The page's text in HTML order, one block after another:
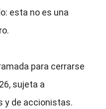
esta no es una
para cerrarse
sujeta a
y de accionistas.